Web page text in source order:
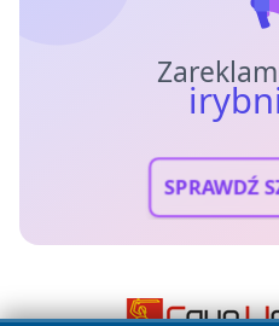
SPRAWDŹ